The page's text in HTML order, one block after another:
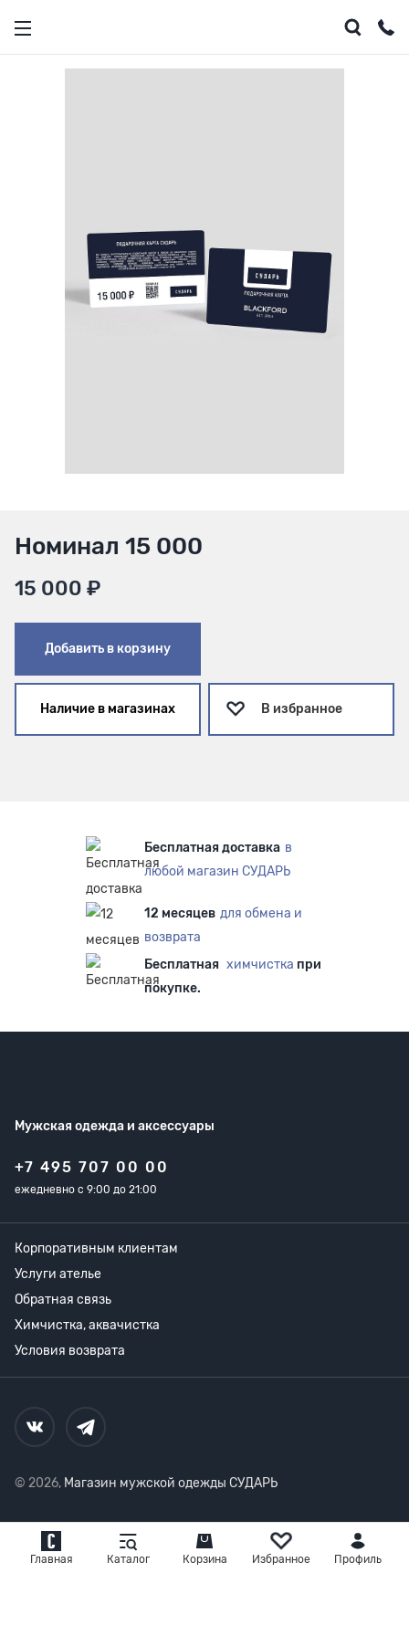
Главная Каталог Корзина Избранное Профиль
Номинал 15 000
15 000 ₽
Добавить в корзину
Наличие в магазинах В избранное
Бесплатная доставка в
любой магазин СУДАРЬ
12 месяцев для обмена и
возврата
Бесплатная химчистка при
покупке.
Мужская одежда и аксессуары
+7 495 707 00 00
ежедневно с 9:00 до 21:00
Корпоративным клиентам
Услуги ателье
Обратная связь
Химчистка, аквачистка
Условия возврата
© 2026, Магазин мужской одежды СУДАРЬ